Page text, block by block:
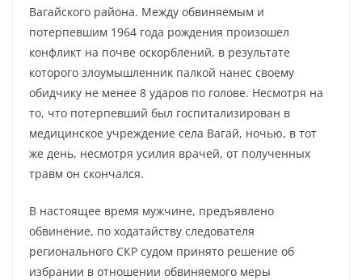
Вагайского района. Между обвиняемым и
потерпевшим 1964 года рождения произошел
конфликт на почве оскорблений, в результате
которого злоумышленник палкой нанес своему
обидчику не менее 8 ударов по голове. Несмотря на
то, что потерпевший был госпитализирован в
медицинское учреждение села Вагай, ночью, в тот
же день, несмотря усилия врачей, от полученных
травм он скончался.
В настоящее время мужчине, предъявлено
обвинение, по ходатайству следователя
регионального СКР судом принято решение об
избрании в отношении обвиняемого меры